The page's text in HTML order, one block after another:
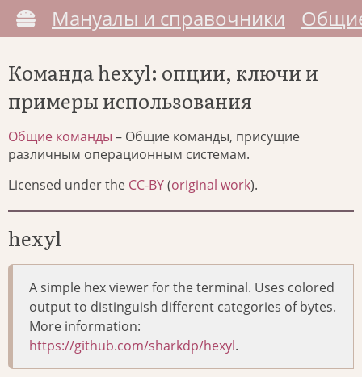
Мануалы и справочники
Команда hexyl: опции, ключи и
примеры использования
Общие команды – Общие команды, присущие
различным операционным системам.
Licensed under the CC-BY(original work).
hexyl
A simple hex viewer for the terminal. Uses colored
output to distinguish different categories of bytes.
More information:
https://github.com/sharkdp/hexyl.